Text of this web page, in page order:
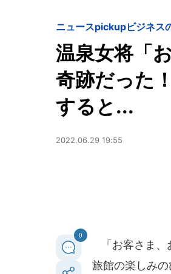
ニュースpickupビジネス
温泉女将「
奇跡だった
すると...
2022.06.29 19:55
0
「お客さま、
旅館の楽しみの